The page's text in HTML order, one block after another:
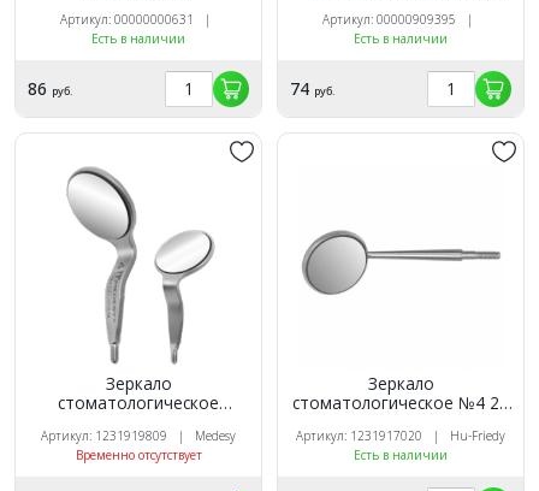
Артикул: 00000000631 |
Есть в наличии
86 руб.
Артикул: 00000909395 |
Есть в наличии
74 руб.
Зеркало
стоматологическое
родиевое, фронтальное, 1
шт. Medesy (Италия)
Артикул: 1231919809 | Medesy
Временно отсутствует
Зеркало
стоматологическое №4 22
одностороннее, 12 шт
Артикул: 1231917020 | Hu-Friedy
Есть в наличии